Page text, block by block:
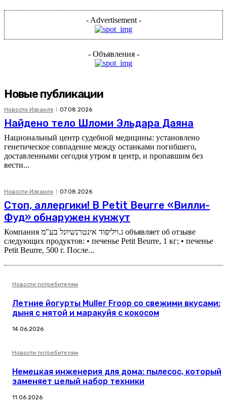
- Advertisement -
- Объявления -
Новые публикации
Новости Израиля 07.08.2026
Найдено тело Шломи Эльдара Даяна
Национальный центр судебной медицины: установлено
генетическое совпадение между останками погибшего,
доставленными сегодня утром в центр, и пропавшим без
вести...
Новости Израиля 07.08.2026
Стоп, аллергики! В Petit Beurre «Вилли-
Фуд» обнаружен кунжут
Компания ג.ויליפוד אינטרנשיונל בע"מ объявляет об отзыве
следующих продуктов: • печенье Petit Beurre, 1 кг; • печенье
Petit Beurre, 500 г. После...
Новости потребителям
Летние йогурты Muller Froop со свежими вкусами:
дыня с мятой и маракуйя с кокосом
14.06.2026
Новости потребителям
Немецкая инженерия для дома: пылесос, который
заменяет целый набор техники
11.06.2026